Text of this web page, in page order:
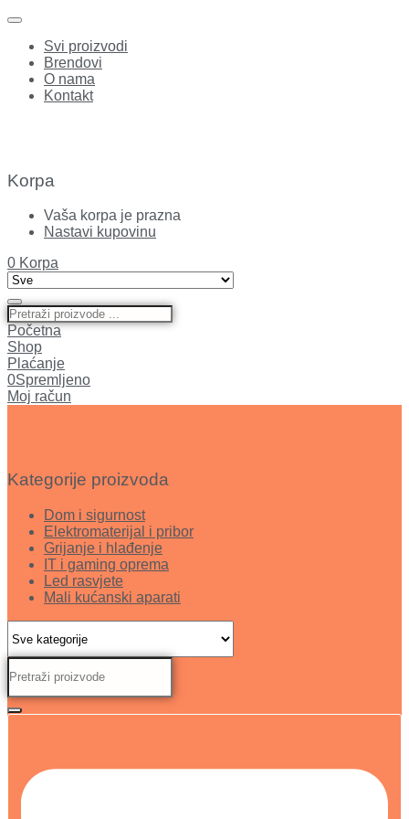
Svi proizvodi
Brendovi
O nama
Kontakt
Korpa
Vaša korpa je prazna
Nastavi kupovinu
0 Korpa
Početna
Shop
Plaćanje
0Spremljeno
Moj račun
Kategorije proizvoda
Dom i sigurnost
Elektromaterijal i pribor
Grijanje i hlađenje
IT i gaming oprema
Led rasvjete
Mali kućanski aparati